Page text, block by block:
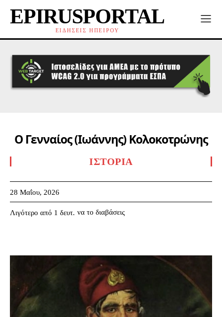
EPIRUSPORTAL
ΕΙΔΗΣΕΙΣ ΗΠΕΙΡΟΥ
Ο Γενναίος (Ιωάννης) Κολοκοτρώνης
ΙΣΤΟΡΊΑ
28 Μαΐου, 2026
Λιγότερο από 1 δευτ. να το διαβάσεις